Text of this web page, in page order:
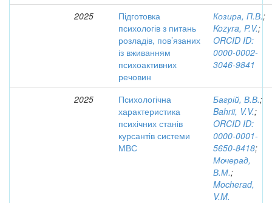
2025
Підготовка
психологів з питань
розладів, пов’язаних
із вживанням
психоактивних
речовин
Козира, П.В.;
Kozyra, P.V.;
ORCID ID:
0000-0002-
3046-9841
2025
Психологічна
характеристика
психічних станів
курсантів системи
МВС
Багрій, В.В.;
Bahrii, V.V.;
ORCID ID:
0000-0001-
5650-8418;
Мочерад,
В.М.;
Mocherad,
V.M.